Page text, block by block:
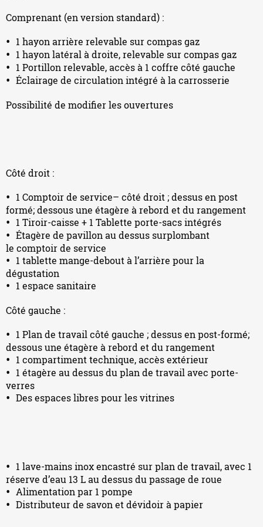
Comprenant (en version standard) :
1 hayon arrière relevable sur compas gaz
1 hayon latéral à droite, relevable sur compas gaz
1 Portillon relevable, accès à 1 coffre côté gauche
Éclairage de circulation intégré à la carrosserie
Possibilité de modifier les ouvertures
Côté droit :
1 Comptoir de service– côté droit ; dessus en post
formé; dessous une étagère à rebord et du rangement
1 Tiroir-caisse + 1 Tablette porte-sacs intégrés
Étagère de pavillon au dessus surplombant
le comptoir de service
1 tablette mange-debout à l’arrière pour la
dégustation
1 espace sanitaire
Côté gauche :
1 Plan de travail côté gauche ; dessus en post-formé;
dessous une étagère à rebord et du rangement
1 compartiment technique, accès extérieur
1 étagère au dessus du plan de travail avec porte-
verres
Des espaces libres pour les vitrines
1 lave-mains inox encastré sur plan de travail, avec 1
réserve d’eau 13 L au dessus du passage de roue
Alimentation par 1 pompe
Distributeur de savon et dévidoir à papier